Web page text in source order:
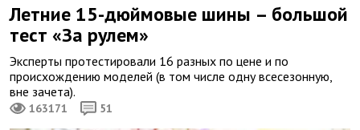
Летние 15-дюймовые шины – большой
тест «За рулем»
Эксперты протестировали 16 разных по цене и по
происхождению моделей (в том числе одну всесезонную,
вне зачета).
163171 51